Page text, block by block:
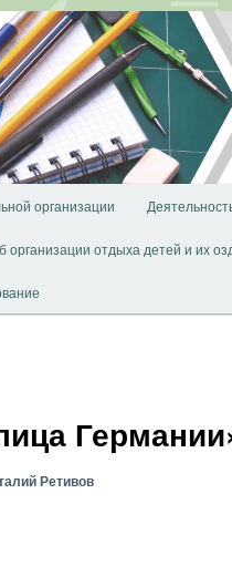
организации
организации отдыха детей и их
Ретивов